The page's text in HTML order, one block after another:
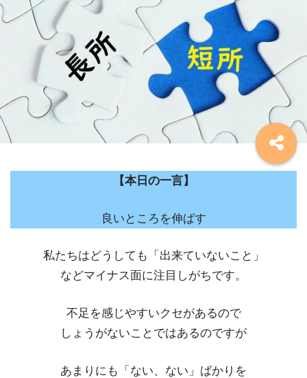
【本日の一言】
良いところを伸ばす
私たちはどうしても「出来ていないこと」
などマイナス面に注目しがちです。
不足を感じやすいクセがあるので
しょうがないことではあるのですが
あまりにも「ない、ない」ばかりを